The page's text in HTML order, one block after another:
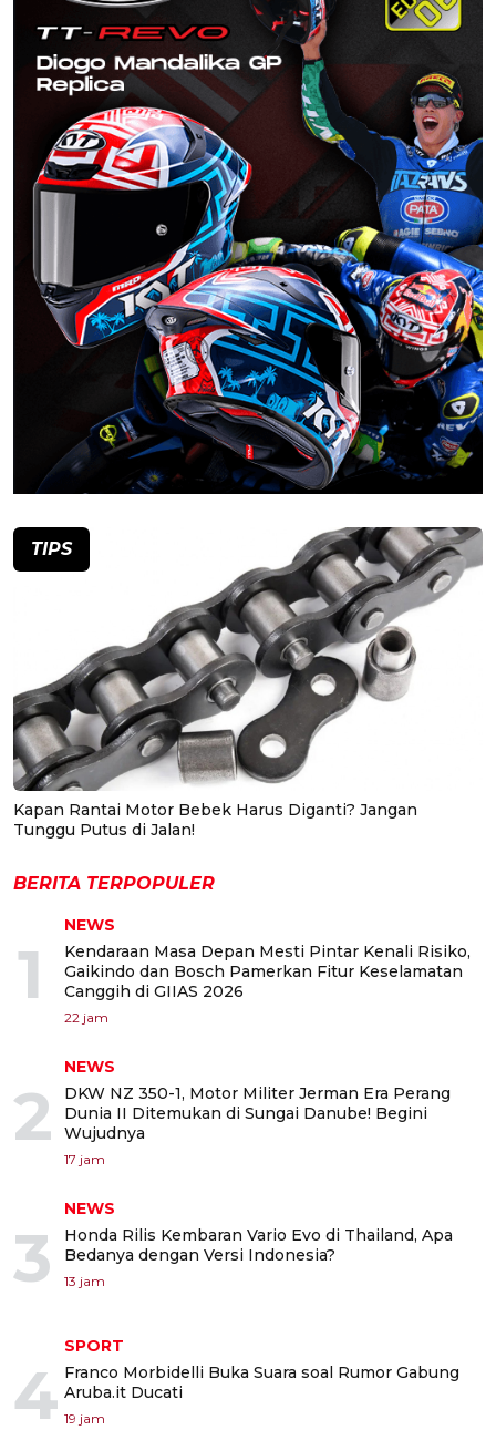
TIPS
Kapan Rantai Motor Bebek Harus Diganti? Jangan
Tunggu Putus di Jalan!
BERITA TERPOPULER
1
NEWS
Kendaraan Masa Depan Mesti Pintar Kenali Risiko,
Gaikindo dan Bosch Pamerkan Fitur Keselamatan
Canggih di GIIAS 2026
22 jam
2
NEWS
DKW NZ 350-1, Motor Militer Jerman Era Perang
Dunia II Ditemukan di Sungai Danube! Begini
Wujudnya
17 jam
3
NEWS
Honda Rilis Kembaran Vario Evo di Thailand, Apa
Bedanya dengan Versi Indonesia?
13 jam
4
SPORT
Franco Morbidelli Buka Suara soal Rumor Gabung
Aruba.it Ducati
19 jam